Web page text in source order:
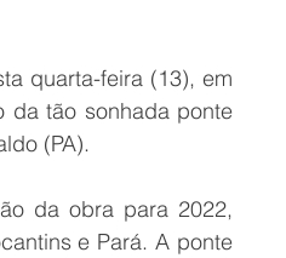
quarta-feira (13), em
da tão sonhada ponte
(PA).
da obra para 2022,
e Pará. A ponte